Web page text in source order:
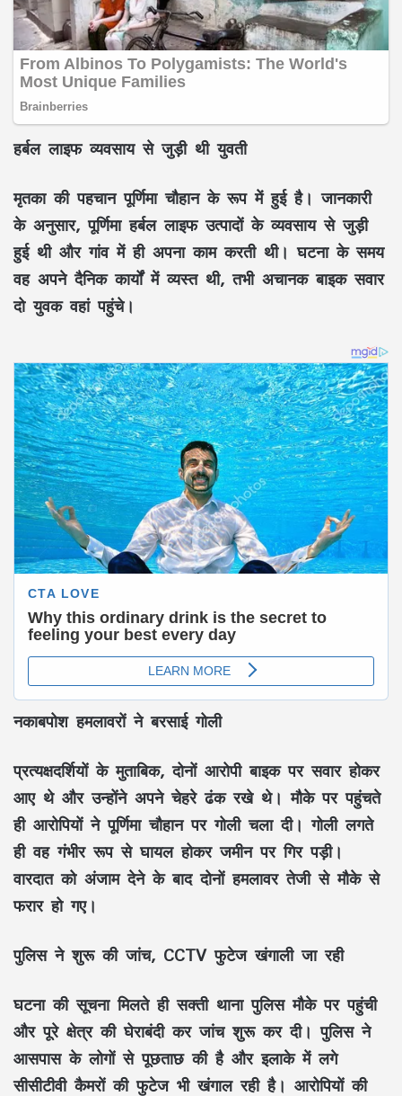
हर्बल लाइफ व्यवसाय से जुड़ी थी युवती
मृतका की पहचान पूर्णिमा चौहान के रूप में हुई है। जानकारी
के अनुसार, पूर्णिमा हर्बल लाइफ उत्पादों के व्यवसाय से जुड़ी
हुई थी और गांव में ही अपना काम करती थी। घटना के समय
वह अपने दैनिक कार्यों में व्यस्त थी, तभी अचानक बाइक सवार
दो युवक वहां पहुंचे।
नकाबपोश हमलावरों ने बरसाई गोली
प्रत्यक्षदर्शियों के मुताबिक, दोनों आरोपी बाइक पर सवार होकर
आए थे और उन्होंने अपने चेहरे ढंक रखे थे। मौके पर पहुंचते
ही आरोपियों ने पूर्णिमा चौहान पर गोली चला दी। गोली लगते
ही वह गंभीर रूप से घायल होकर जमीन पर गिर पड़ी।
वारदात को अंजाम देने के बाद दोनों हमलावर तेजी से मौके से
फरार हो गए।
पुलिस ने शुरू की जांच, CCTV फुटेज खंगाली जा रही
घटना की सूचना मिलते ही सक्ती थाना पुलिस मौके पर पहुंची
और पूरे क्षेत्र की घेराबंदी कर जांच शुरू कर दी। पुलिस ने
आसपास के लोगों से पूछताछ की है और इलाके में लगे
सीसीटीवी कैमरों की फुटेज भी खंगाल रही है। आरोपियों की